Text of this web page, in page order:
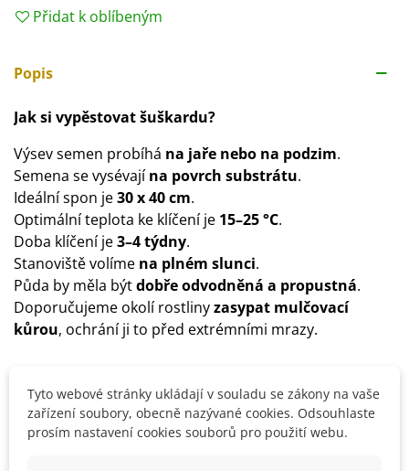
Přidat k oblíbeným
Popis
Jak si vypěstovat šuškardu?
Výsev semen probíhá na jaře nebo na podzim.
Semena se vysévajína povrch substrátu.
Ideální spon je30 x 40 cm.
Optimální teplota ke klíčení je 15–25 °C.
Doba klíčení je3–4 týdny.
Stanoviště volíme na plném slunci.
Půda by měla býtdobře odvodněná a propustná.
Doporučujeme okolí rostlinyzasypat mulčovací
kůrou, ochrání ji to před extrémními mrazy.
Detaily produktu
Tyto webové stránky ukládají v souladu se zákony na vaše
zařízení soubory, obecně nazývané cookies. Odsouhlaste
prosím nastavení cookies souborů pro použití webu.